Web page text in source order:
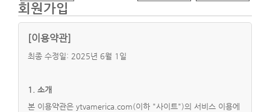
회원가입
[이용약관]
최종 수정일: 2025년 6월 1일
1. 소개
본 이용약관은 ytvamerica.com(이하 "사이트")의 서비스 이용에